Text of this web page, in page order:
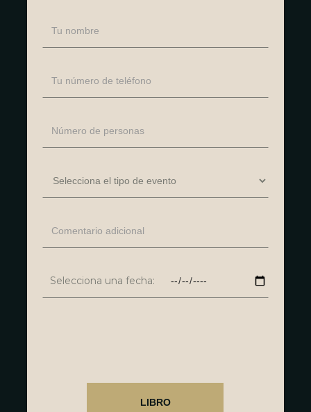
Selecciona una fecha: